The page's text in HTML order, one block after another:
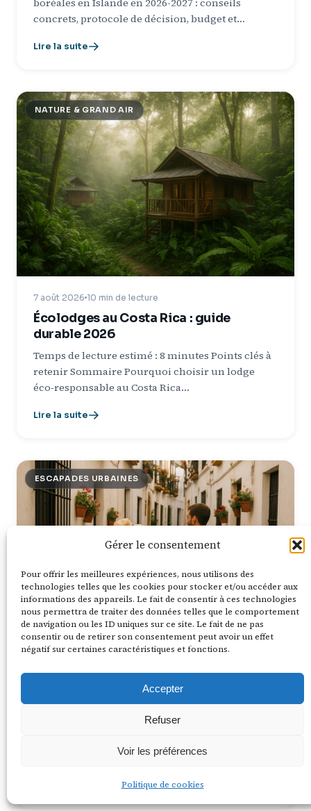
Gérer le consentement
Pour offrir les meilleures expériences, nous utilisons des
technologies telles que les cookies pour stocker et/ou accéder aux
informations des appareils. Le fait de consentir à ces technologies
nous permettra de traiter des données telles que le comportement
de navigation ou les ID uniques sur ce site. Le fait de ne pas
consentir ou de retirer son consentement peut avoir un effet
négatif sur certaines caractéristiques et fonctions.
Accepter
Refuser
Voir les préférences
Politique de cookies
concrets, protocole de décision, budget et…
Lire la suite
NATURE & GRAND AIR
7 août 2026 10 min de lecture
Écolodges au Costa Rica : guide
durable 2026
Temps de lecture estimé : 8 minutes Points clés à
retenir Sommaire Pourquoi choisir un lodge
éco‑responsable au Costa Rica…
Lire la suite
ESCAPADES URBAINES
Week-end à Séville : 7 incontournables
+ Itinéraire 2J
Temps de lecture estimé : 8 minutes Points clés à